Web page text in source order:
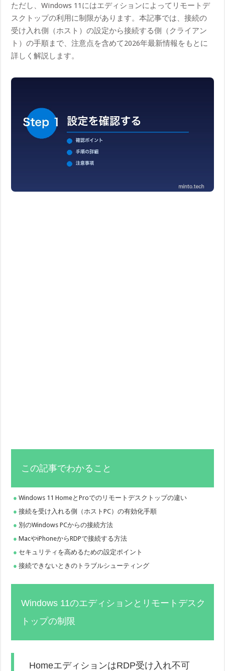
ただし、Windows 11にはエディションによってリモートデ
スクトップの利用に制限があります。本記事では、接続の
受け入れ側（ホスト）の設定から接続する側（クライアン
ト）の手順まで、注意点を含めて2026年最新情報をもとに
詳しく解説します。
この記事でわかること
Windows 11 HomeとProでのリモートデスクトップの違い
接続を受け入れる側（ホストPC）の有効化手順
別のWindows PCからの接続方法
MacやiPhoneからRDPで接続する方法
セキュリティを高めるための設定ポイント
接続できないときのトラブルシューティング
Windows 11のエディションとリモートデスク
トップの制限
HomeエディションはRDP受け入れ不可